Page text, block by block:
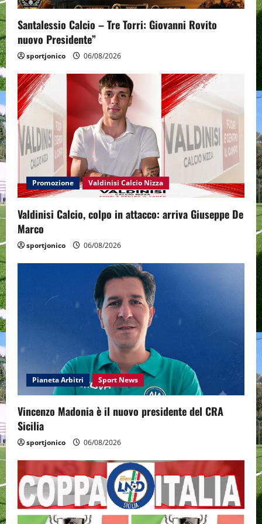
Santalessio Calcio – Tre Torri: Giovanni Rovito
nuovo Presidente”
sportjonico 06/08/2026
Promozione Valdinisi Calcio Nizza
Valdinisi Calcio, colpo in attacco: arriva Giuseppe De
Marco
sportjonico 06/08/2026
Pianeta Arbitri Sport News
Vincenzo Madonia è il nuovo presidente del CRA
Sicilia
sportjonico 06/08/2026